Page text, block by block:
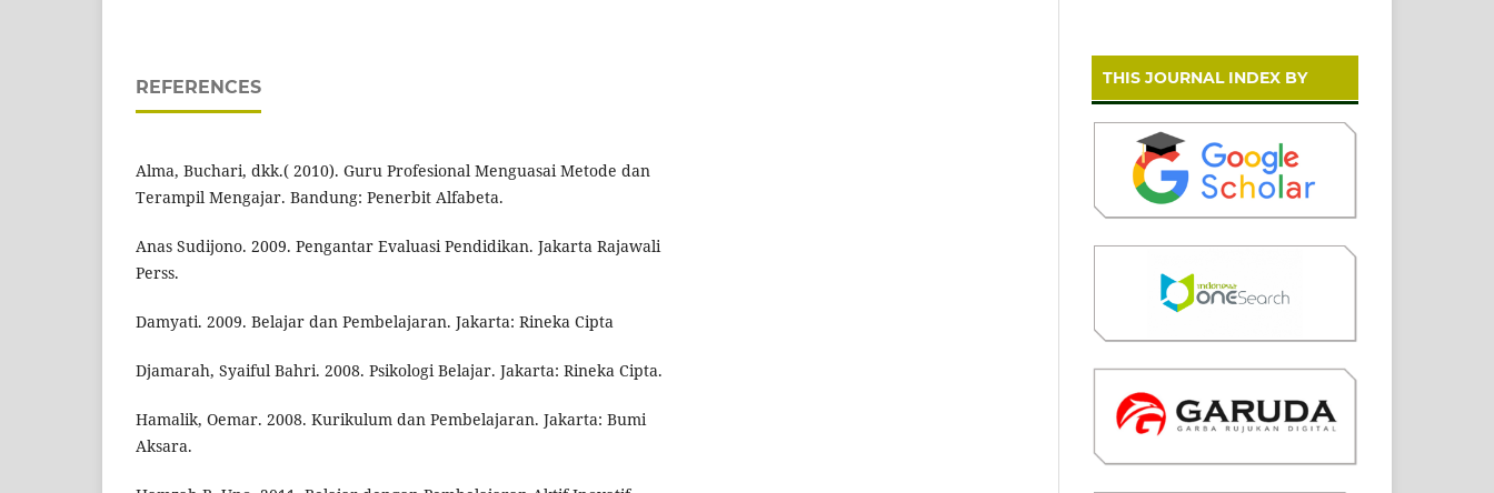
REFERENCES
Alma, Buchari, dkk.( 2010). Guru Profesional Menguasai Metode dan
Terampil Mengajar. Bandung: Penerbit Alfabeta.
Anas Sudijono. 2009. Pengantar Evaluasi Pendidikan. Jakarta Rajawali
Perss.
Damyati. 2009. Belajar dan Pembelajaran. Jakarta: Rineka Cipta
Djamarah, Syaiful Bahri. 2008. Psikologi Belajar. Jakarta: Rineka Cipta.
Hamalik, Oemar. 2008. Kurikulum dan Pembelajaran. Jakarta: Bumi
Aksara.
THIS JOURNAL INDEX BY